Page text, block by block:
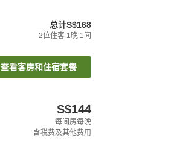
总计S$168
2位住客 1晚 1间
查看客房和住宿套餐
S$144
每间房每晚
含税费及其他费用